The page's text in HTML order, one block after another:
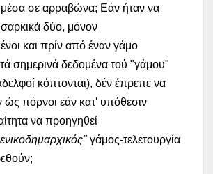
σε αρραβώνα; Εάν ήταν να
δύο, μόνον
και πρίν από έναν γάμο
σημερινά δεδομένα τού "γάμου"
κόπτονται), δέν έπρεπε να
ώς πόρνοι εάν κατ' υπόθεσιν
να προηγηθεί
γάμος-τελετουργία